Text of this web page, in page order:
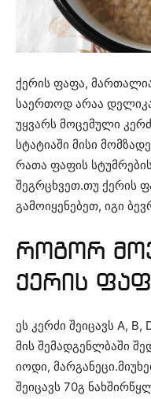
ქერის ფაფა,
საერთოდ არაა
უყვარს მოცემული
სტატიაში მისი
რათა ფაფის
შეგრცხვეთ.თუ ქერის
გამოიყენებეთ, იგი
როგორ
ქერის
ეს კერძი შეიცავს A, B,
მის შემადგენლბაში
იოდი,
შეიცავს 70გ